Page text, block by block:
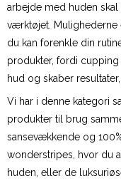
arbejde med huden
værktøjet. Mulighederne
du kan forenkle din
produkter, fordi
hud og skaber
Vi har i denne kategori
produkter til brug
sansevækkende og
wonderstripes, hvor du
huden, eller de